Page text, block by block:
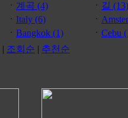
ㆍ 계곡 (4) ㆍ 길 (13)
ㆍ Italy (6) ㆍ
ㆍ Bangkok (1) ㆍ Cebu
| 조회순 | 추천순